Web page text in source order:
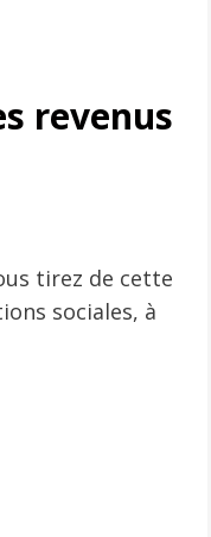
revenus
tirez de cette
sociales, à